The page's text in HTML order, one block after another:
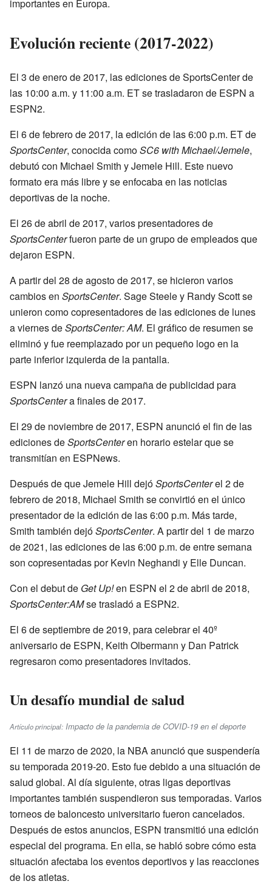
importantes en Europa.
Evolución reciente (2017-2022)
El 3 de enero de 2017, las ediciones de SportsCenter de
las 10:00 a.m. y 11:00 a.m. ET se trasladaron de ESPN a
ESPN2.
El 6 de febrero de 2017, la edición de las 6:00 p.m. ET de
SportsCenter, conocida comoSC6 with Michael/Jemele,
debutó con Michael Smith y Jemele Hill. Este nuevo
formato era más libre y se enfocaba en las noticias
deportivas de la noche.
El 26 de abril de 2017, varios presentadores de
SportsCenterfueron parte de un grupo de empleados que
dejaron ESPN.
A partir del 28 de agosto de 2017, se hicieron varios
cambios en SportsCenter. Sage Steele y Randy Scott se
unieron como copresentadores de las ediciones de lunes
a viernes deSportsCenter: AM. El gráfico de resumen se
eliminó y fue reemplazado por un pequeño logo en la
parte inferior izquierda de la pantalla.
ESPN lanzó una nueva campaña de publicidad para
SportsCentera finales de 2017.
El 29 de noviembre de 2017, ESPN anunció el fin de las
ediciones deSportsCenteren horario estelar que se
transmitían en ESPNews.
Después de que Jemele Hill dejóSportsCenterel 2 de
febrero de 2018, Michael Smith se convirtió en el único
presentador de la edición de las 6:00 p.m. Más tarde,
Smith también dejóSportsCenter. A partir del 1 de marzo
de 2021, las ediciones de las 6:00 p.m. de entre semana
son copresentadas por Kevin Neghandi y Elle Duncan.
Con el debut de Get Up!en ESPN el 2 de abril de 2018,
SportsCenter:AMse trasladó a ESPN2.
El 6 de septiembre de 2019, para celebrar el 40º
aniversario de ESPN, Keith Olbermann y Dan Patrick
regresaron como presentadores invitados.
Un desafío mundial de salud
Artículo principal: Impacto de la pandemia de COVID-19 en el deporte
El 11 de marzo de 2020, la NBA anunció que suspendería
su temporada 2019-20. Esto fue debido a una situación de
salud global. Al día siguiente, otras ligas deportivas
importantes también suspendieron sus temporadas. Varios
torneos de baloncesto universitario fueron cancelados.
Después de estos anuncios, ESPN transmitió una edición
especial del programa. En ella, se habló sobre cómo esta
situación afectaba los eventos deportivos y las reacciones
de los atletas.